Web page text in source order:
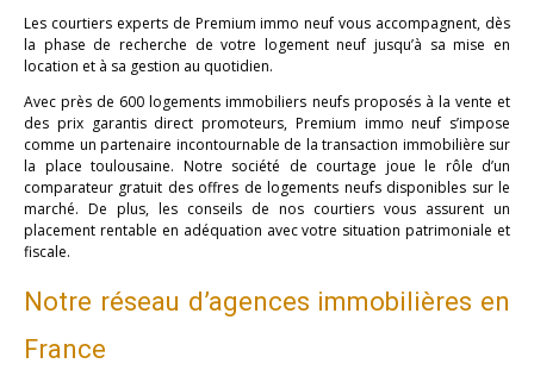
Les courtiers experts de Premium immo neuf vous accompagnent, dès
la phase de recherche de votre logement neuf jusqu’à sa mise en
location et à sa gestion au quotidien.
Avec près de 600 logements immobiliers neufs proposés à la vente et
des prix garantis direct promoteurs, Premium immo neuf s’impose
comme un partenaire incontournable de la transaction immobilière sur
la place toulousaine. Notre société de courtage joue le rôle d’un
comparateur gratuit des offres de logements neufs disponibles sur le
marché. De plus, les conseils de nos courtiers vous assurent un
placement rentable en adéquation avec votre situation patrimoniale et
fiscale.
Notre réseau d’agences immobilières en
France